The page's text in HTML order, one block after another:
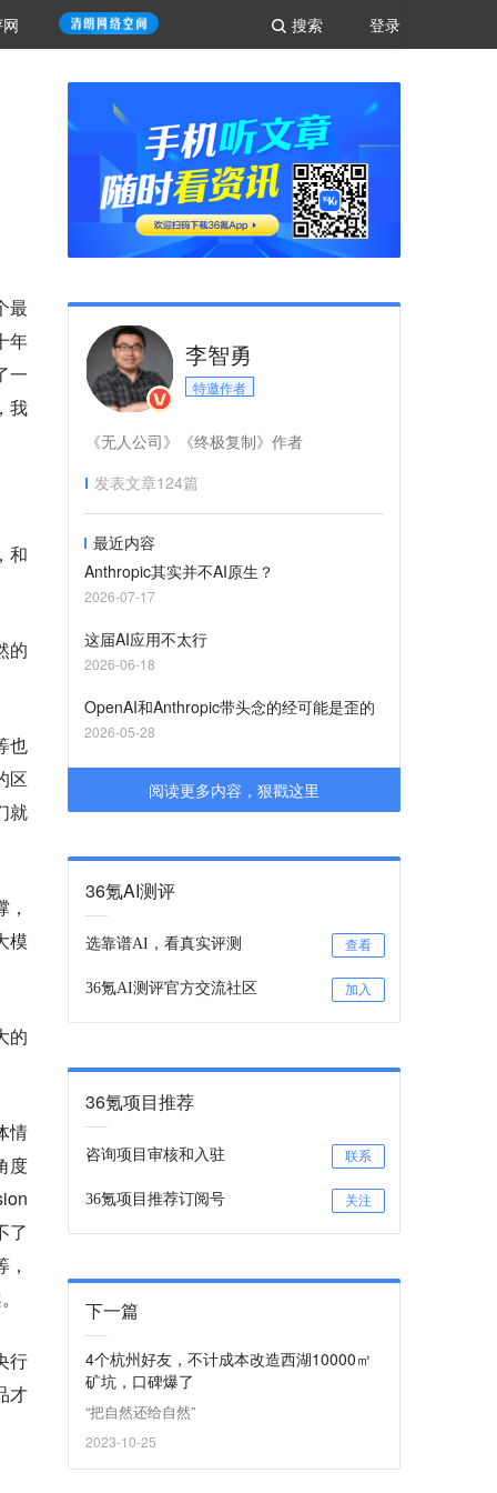
登录
搜索
最
年
一
我
和
的
也
区
就
模
的
情
度
了
行
才
李智勇
特邀作者
《无人公司》《终极复制》作者
发表文章124篇
最近内容
Anthropic其实并不AI原生？
2026-07-17
这届AI应用不太行
2026-06-18
OpenAI和Anthropic带头念的经可能是歪的
2026-05-28
阅读更多内容，狠戳这里
36氪AI测评
选靠谱AI，看真实评测 查看
36氪AI测评官方交流社区 加入
36氪项目推荐
咨询项目审核和入驻 联系
36氪项目推荐订阅号 关注
下一篇
4个杭州好友，不计成本改造西湖10000㎡
矿坑，口碑爆了
“把自然还给自然”
2023-10-25